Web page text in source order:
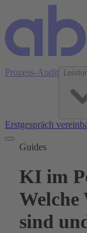
Prozess-Audit
Erstgespräch
Guides
KI im
Welche
sind